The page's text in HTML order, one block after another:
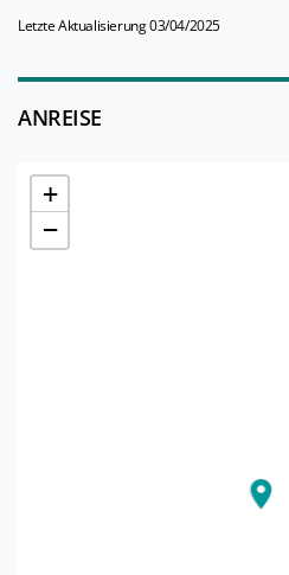
Letzte Aktualisierung 03/04/2025
ANREISE
+
−